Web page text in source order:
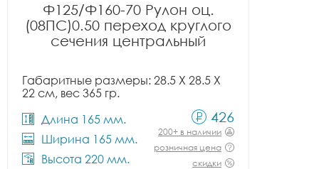
Ф125/Ф160-70 Рулон оц.
(08ПС)0.50 переход круглого
сечения центральный
Габаритные размеры: 28.5 X 28.5 X
22 см, вес 365 гр.
Длина 165 мм.
Ширина 165 мм.
Высота 220 мм.
426
200+ в наличии
розничная цена
скидки